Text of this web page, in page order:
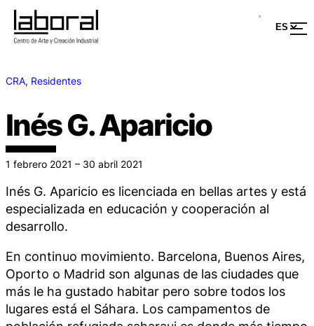
CRA, Residentes
Inés G. Aparicio
1 febrero 2021 – 30 abril 2021
Inés G. Aparicio es licenciada en bellas artes y está
especializada en educación y cooperación al
desarrollo.
En continuo movimiento. Barcelona, Buenos Aires,
Oporto o Madrid son algunas de las ciudades que
más le ha gustado habitar pero sobre todos los
lugares está el Sáhara. Los campamentos de